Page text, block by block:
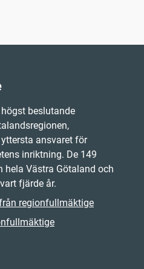
beslutande
ansvaret för
inriktning. De 149
hela Västra Götaland och
fjärde år.
regionfullmäktige